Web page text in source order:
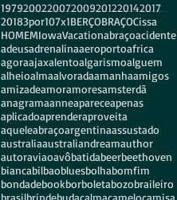
1979200220072009201220142017
20183por107x1BERÇOBRAÇOCissa
HOMEMIowaVacationabraçoacidente
adeusadrenalinaaeroportoafrica
agoraajaxalentoalgarismoalguem
alheioalmaalvoradaamanhaamigos
amizadeamoramoresamsterdã
anagramaanneapareceapenas
aplicadoaprenderaproveita
aqueleabraçoargentinaassustado
australiaaustraliandreamauthor
autoraviaoavôbatidabeerbeethoven
biancabilbaobluesbolhabomfim
bondadebookborboletabozobraileiro
brasilbrindebudacalmacamelocamisa